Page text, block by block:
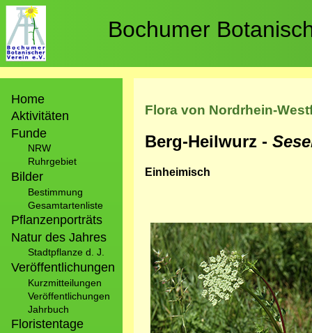
Direkt
zum
Inhalt
Bochumer
Home
Aktivitäten
Funde
NRW
Ruhrgebiet
Bilder
Bestimmung
Gesamtartenliste
Pflanzenporträts
Natur des Jahres
Stadtpflanze d. J.
Veröffentlichungen
Kurzmitteilungen
Veröffentlichungen
Jahrbuch
Floristentage
Flora von Nordrhein-
Berg-Heilwurz -
Einheimisch
Bild